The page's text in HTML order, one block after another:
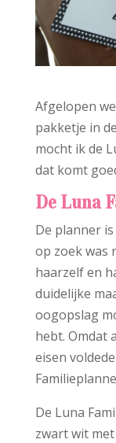
Afgelopen
pakketje in
mocht ik de
dat komt
De Luna
De planner
op zoek was
haarzelf en
duidelijke
oogopslag
hebt. Omdat
eisen
De Luna
zwart wit